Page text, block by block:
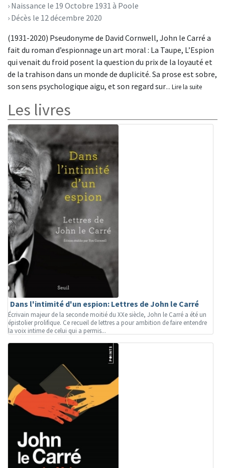
› Naissance le 19 Octobre 1931 à Poole
› Décès le 12 décembre 2020
(1931-2020) Pseudonyme de David Cornwell, John le Carré a
fait du roman d’espionnage un art moral : La Taupe, L’Espion
qui venait du froid posent la question du prix de la loyauté et
de la trahison dans un monde de duplicité. Sa prose est sobre,
son sens psychologique aigu, et son regard sur... Lire la suite
Les livres
Dans l'intimité d'un espion: Lettres de John le Carré
Écrivain majeur de la seconde moitié du XXe siècle, John le Carré a été un
épistolier prolifique. Ce recueil de lettres a pour ambition de faire entendre
la voix intime de celui qui a permis...